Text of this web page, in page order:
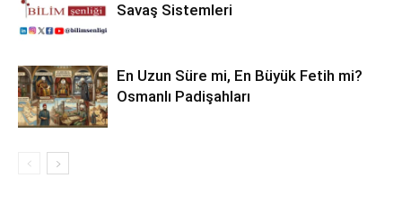
Savaş Sistemleri
En Uzun Süre mi, En Büyük Fetih mi?
Osmanlı Padişahları